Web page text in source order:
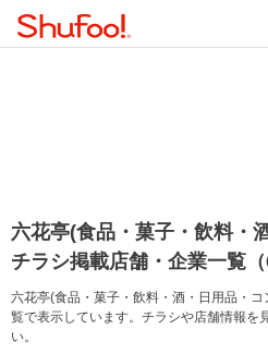
六花亭(食品・菓子・飲料・
チラシ掲載店舗・企業一覧（
六花亭(食品・菓子・飲料・酒・日用品・
覧で表示しています。チラシや店舗情報を
い。